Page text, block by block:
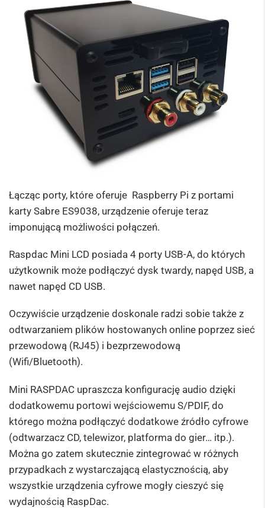
Łącząc porty, które oferuje Raspberry Pi z portami
karty Sabre ES9038, urządzenie oferuje teraz
imponującą możliwości połączeń.
Raspdac Mini LCD posiada 4 porty USB-A, do których
użytkownik może podłączyć dysk twardy, napęd USB, a
nawet napęd CD USB.
Oczywiście urządzenie doskonale radzi sobie także z
odtwarzaniem plików hostowanych online poprzez sieć
przewodową (RJ45) i bezprzewodową
(Wifi/Bluetooth).
Mini RASPDAC upraszcza konfigurację audio dzięki
dodatkowemu portowi wejściowemu S/PDIF, do
którego można podłączyć dodatkowe źródło cyfrowe
(odtwarzacz CD, telewizor, platforma do gier… itp.).
Można go zatem skutecznie zintegrować w różnych
przypadkach z wystarczającą elastycznością, aby
wszystkie urządzenia cyfrowe mogły cieszyć się
wydajnością RaspDac.